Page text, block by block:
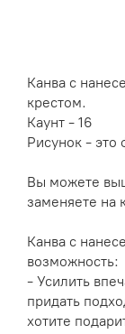
Канва с
крестом.
Каунт - 16
Рисунок - это
Вы можете
заменяете на
Канва с
возможность:
- Усилить
придать
хотите